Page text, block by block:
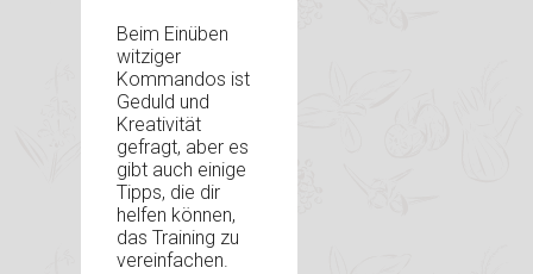
Beim Einüben
witziger
Kommandos ist
Geduld und
Kreativität
gefragt, aber es
gibt auch einige
Tipps, die dir
helfen können,
das Training zu
vereinfachen.